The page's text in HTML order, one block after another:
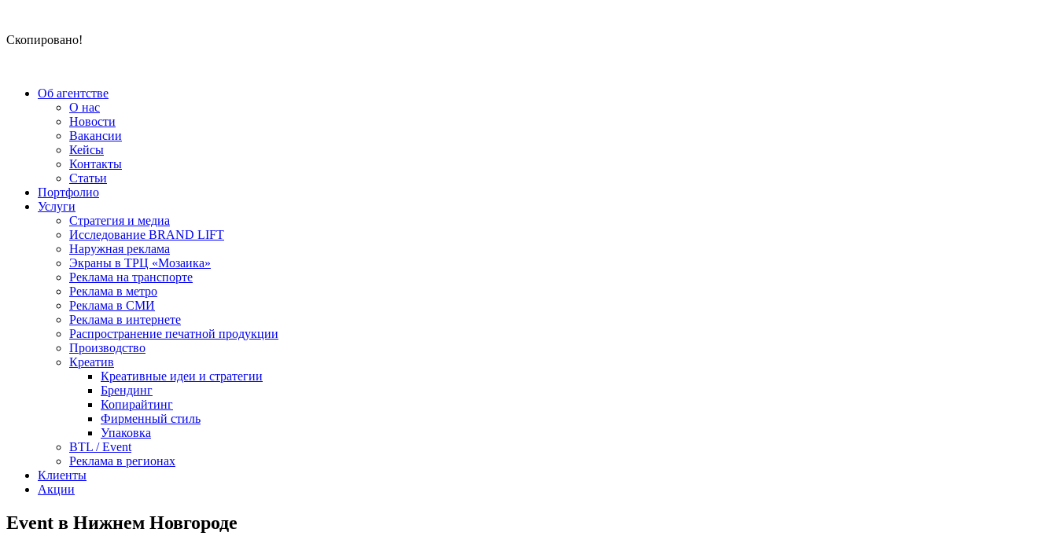
Скопировано!
Об агентстве
О нас
Новости
Вакансии
Кейсы
Контакты
Статьи
Портфолио
Услуги
Стратегия и медиа
Исследование BRAND LIFT
Наружная реклама
Экраны в ТРЦ «Мозаика»
Реклама на транспорте
Реклама в метро
Реклама в СМИ
Реклама в интернете
Распространение печатной продукции
Производство
Креатив
Креативные идеи и стратегии
Брендинг
Копирайтинг
Фирменный стиль
Упаковка
BTL / Event
Реклама в регионах
Клиенты
Акции
Event в Нижнем Новгороде